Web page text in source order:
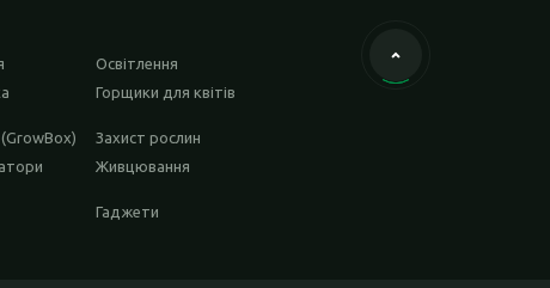
Освітлення
Горщики для квітів
Захист рослин
Живцювання
Гаджети